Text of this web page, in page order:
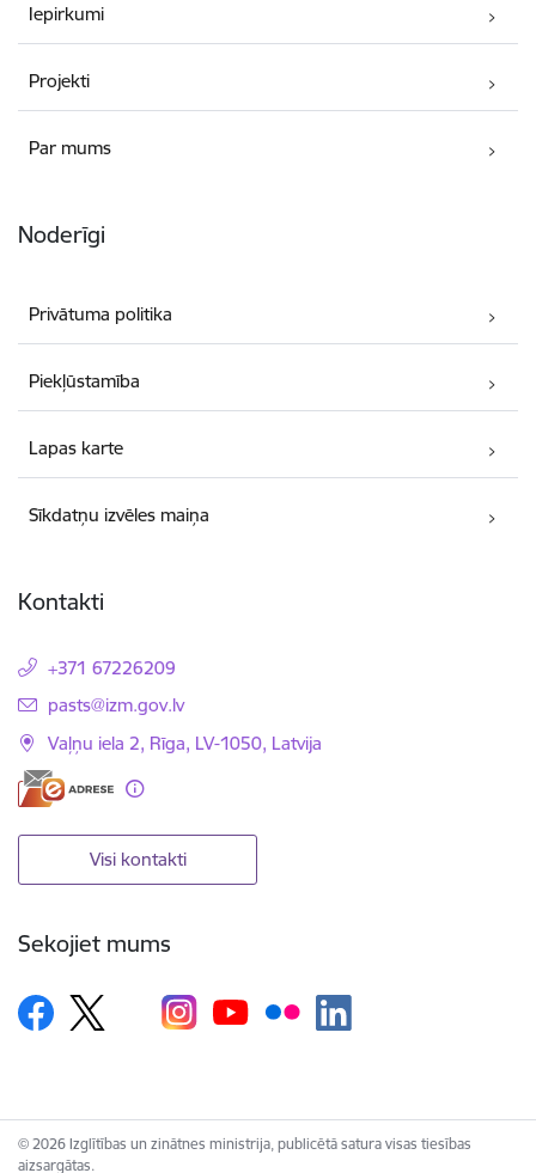
Iepirkumi
Projekti
Par mums
Noderīgi
Privātuma politika
Piekļūstamība
Lapas karte
Sīkdatņu izvēles maiņa
Kontakti
+371 67226209
E-pasts:
pasts@izm.gov.lv
Vaļņu iela 2, Rīga, LV-1050, Latvija
Visi kontakti
Sekojiet mums
© 2026 Izglītības un zinātnes ministrija, publicētā satura visas tiesības
aizsargātas.